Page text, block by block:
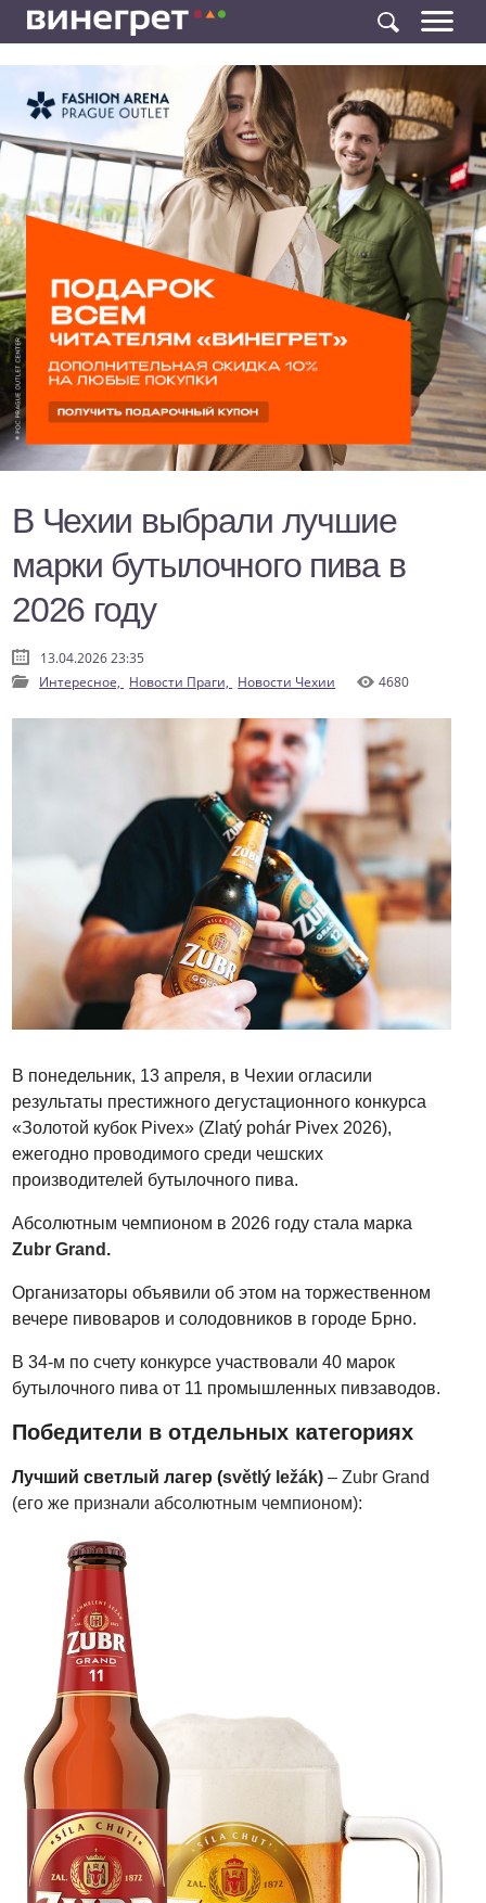
В Чехии выбрали лучшие
марки бутылочного пива в
2026 году
13.04.2026 23:35
Интересное, Новости Праги, Новости Чехии 4680
В понедельник, 13 апреля, в Чехии огласили
результаты престижного дегустационного конкурса
«Золотой кубок Pivex» (Zlatý pohár Pivex 2026),
ежегодно проводимого среди чешских
производителей бутылочного пива.
Абсолютным чемпионом в 2026 году стала марка
Zubr Grand .
Организаторы объявили об этом на торжественном
вечере пивоваров и солодовников в городе Брно.
В 34-м по счету конкурсе участвовали 40 марок
бутылочного пива от 11 промышленных пивзаводов.
Победители в отдельных категориях
Лучший светлый лагер (světlý ležák) – Zubr Grand
(его же признали абсолютным чемпионом):